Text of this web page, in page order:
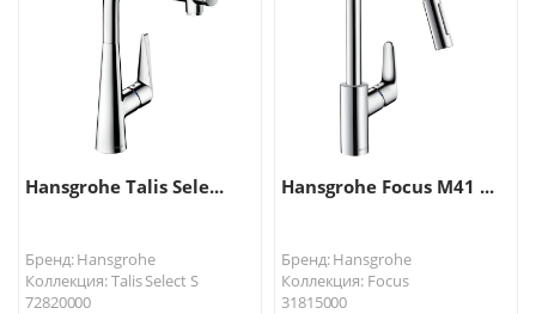
Hansgrohe Talis Sele...
Бренд: Hansgrohe
Коллекция: Talis Select S
72820000
Hansgrohe Focus M41 ...
Бренд: Hansgrohe
Коллекция: Focus
31815000